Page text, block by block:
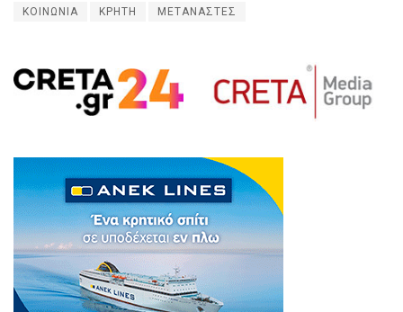
ΚΟΙΝΩΝΙΑ ΚΡΗΤΗ ΜΕΤΑΝΑΣΤΕΣ